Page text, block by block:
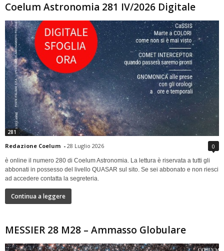
Coelum Astronomia 281 IV/2026 Digitale
281
Redazione Coelum - 28 Luglio 2026 0
è online il numero 280 di Coelum Astronomia. La lettura è riservata a tutti gli
abbonati in possesso del livello QUASAR sul sito. Se sei abbonato e non riesci
ad accedere contatta la segreteria.
Continua a leggere
MESSIER 28 M28 – Ammasso Globulare